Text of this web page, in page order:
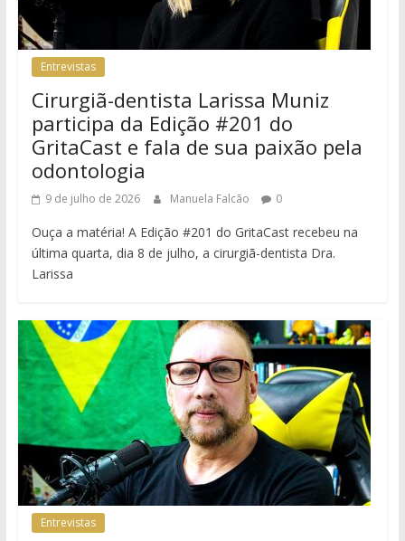
Entrevistas
Cirurgiã-dentista Larissa Muniz
participa da Edição #201 do
GritaCast e fala de sua paixão pela
odontologia
9 de julho de 2026 Manuela Falcão 0
Ouça a matéria! A Edição #201 do GritaCast recebeu na
última quarta, dia 8 de julho, a cirurgiã-dentista Dra.
Larissa
Entrevistas